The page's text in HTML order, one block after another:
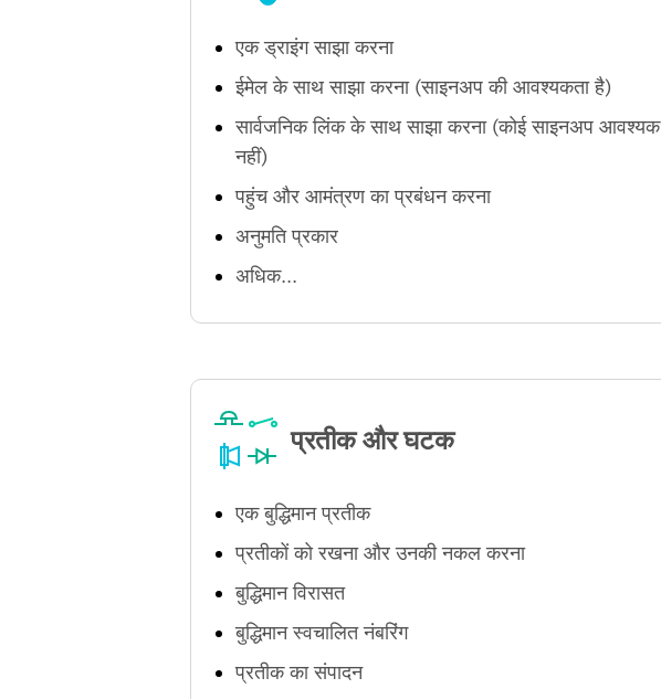
एक ड्राइंग साझा करना
ईमेल के साथ साझा करना (साइनअप की आवश्यकता है)
सार्वजनिक लिंक के साथ साझा करना (कोई साइनअप आवश्यक
नहीं)
पहुंच और आमंत्रण का प्रबंधन करना
अनुमति प्रकार
अधिक...
प्रतीक और घटक
एक बुद्धिमान प्रतीक
प्रतीकों को रखना और उनकी नकल करना
बुद्धिमान विरासत
बुद्धिमान स्वचालित नंबरिंग
प्रतीक का संपादन